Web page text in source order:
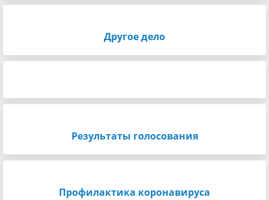
Другое дело
Результаты голосования
Профилактика коронавируса